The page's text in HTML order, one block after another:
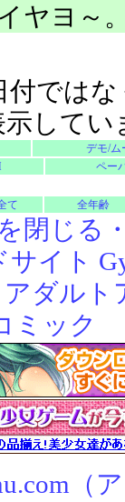
ヤヨ～
付では
してい
デモ/ム
ペー
て 全年齢
閉じる